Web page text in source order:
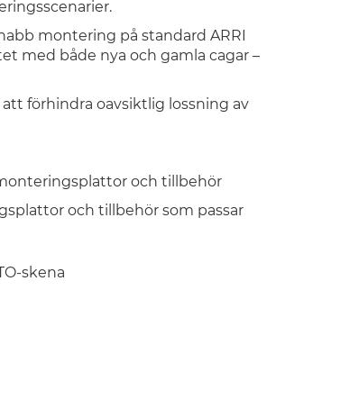
montering på standard ARRI
med både nya och gamla cagar –
förhindra oavsiktlig lossning av
och tillbehör
och tillbehör som passar
skena